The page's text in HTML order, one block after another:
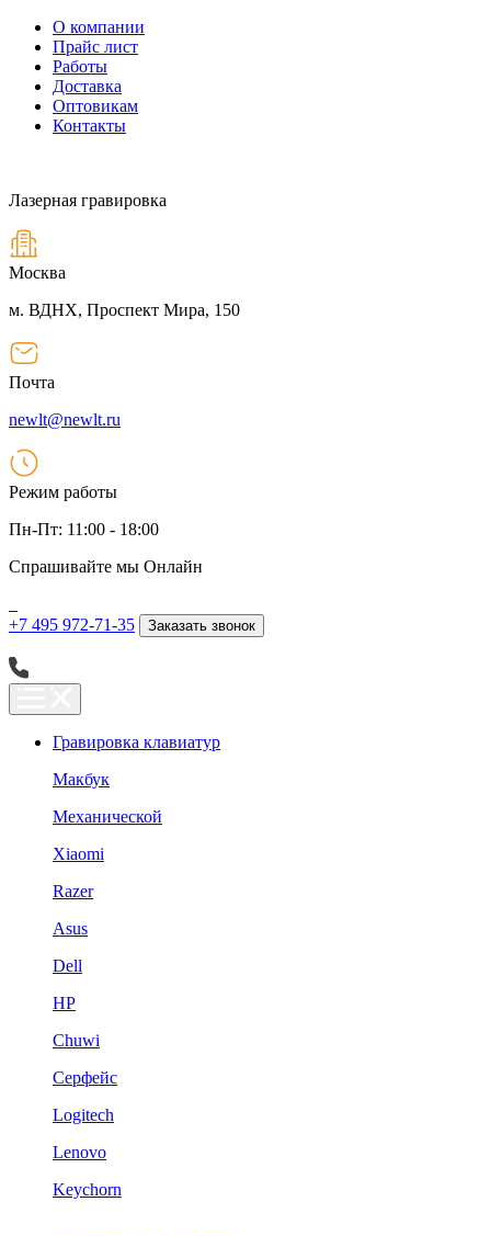
О компании
Прайс лист
Работы
Доставка
Оптовикам
Контакты
Лазерная гравировка
Москва
м. ВДНХ, Проспект Мира, 150
Почта
newlt@newlt.ru
Режим работы
Пн-Пт: 11:00 - 18:00
Спрашивайте мы Онлайн
+7 495 972-71-35 Заказать звонок
Гравировка клавиатур
Макбук
Механической
Xiaomi
Razer
Asus
Dell
HP
Chuwi
Серфейс
Logitech
Lenovo
Keychorn